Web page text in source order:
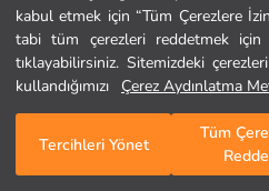
kabul etmek için “Tüm Çerezlere
tabi tüm çerezleri reddetmek için
tıklayabilirsiniz. Sitemizdeki
kullandığımızı
Çerez Aydınlatma
Tercihleri Yönet
Tüm
Kategoriler
Sepetim